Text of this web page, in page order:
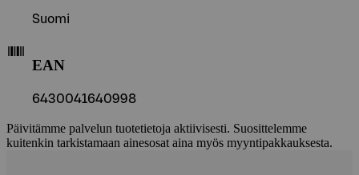
Suomi
EAN
6430041640998
Päivitämme palvelun tuotetietoja aktiivisesti. Suosittelemme
kuitenkin tarkistamaan ainesosat aina myös myyntipakkauksesta.